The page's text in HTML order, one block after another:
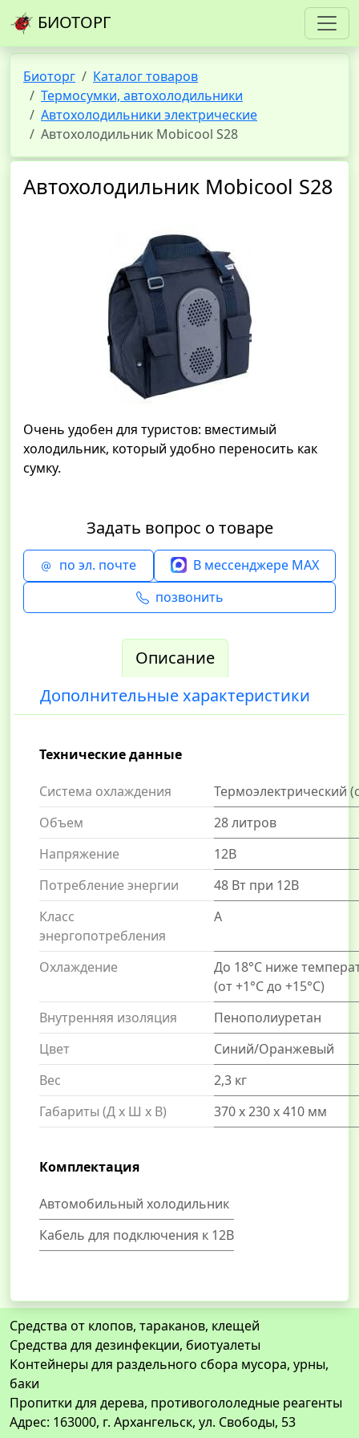
БИОТОРГ
Биоторг
Каталог товаров
Термосумки, автохолодильники
Автохолодильники электрические
Автохолодильник Mobicool S28
Автохолодильник Mobicool S28
Очень удобен для туристов: вместимый
холодильник, который удобно переносить как
сумку.
Задать вопрос о товаре
по эл. почте
В мессенджере MAX
позвонить
Описание
Дополнительные характеристики
Технические данные
Система охлаждения
Термоэлектрический
Объем
28 литров
Напряжение
12В
Потребление энергии
48 Вт при 12В
Класс
энергопотребления
А
Охлаждение
До 18°С ниже
(от +1°С до +15°С)
Внутренняя изоляция
Пенополиуретан
Цвет
Синий/Оранжевый
Вес
2,3 кг
Габариты (Д x Ш x В)
370 х 230 х 410 мм
Комплектация
Автомобильный холодильник
Кабель для подключения к 12В
Средства от клопов, тараканов, клещей
Средства для дезинфекции, биотуалеты
Контейнеры для раздельного сбора мусора, урны,
баки
Пропитки для дерева, противогололедные реагенты
Адрес: 163000, г. Архангельск, ул. Свободы, 53